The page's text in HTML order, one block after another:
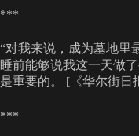
***
“对我来说，成为墓地
睡前能够说我这一天做
是重要的。 [《华尔街日
***